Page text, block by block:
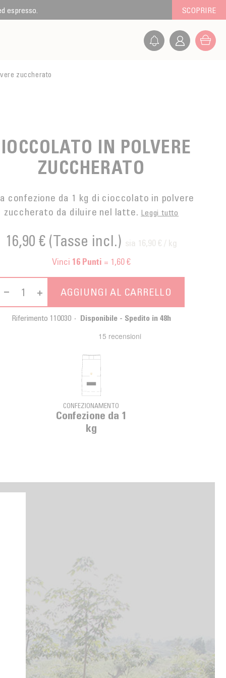
espresso. SCOPRIRE
zuccherato
IN POLVERE
ZUCCHERATO
confezione da 1 kg di cioccolato in polvere
zuccherato da diluire nel latte. Leggi tutto
16,90 € (Tasse incl.) sia 16,90 € / kg
Vinci 16Punti = 1,60 €
AGGIUNGI AL CARRELLO
Riferimento 110030 Disponibile - Spedito in 48h
CONFEZIONAMENTO
Confezione da 1
kg